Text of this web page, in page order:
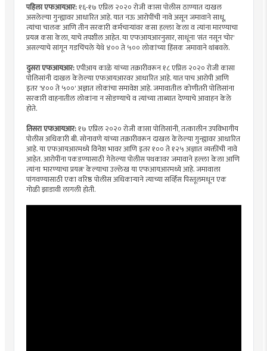
पहिला एफआयआर:१६-१७ एप्रिल २०२० रोजी कासा पोलीस ठाण्यात दाखल
असलेल्या गुन्ह्यावर आधारित आहे. यात नऊ आरोपींची नावे असून जमावाने साधू,
त्यांचा चालक आणि तीन सरकारी कर्मचाऱ्यांवर कसा हल्ला केला व त्यांना मारण्याचा
प्रयत्न कसा केला, याचे तपशील आहेत. या एफआयआरनुसार, साधूंना 'संत नसून चोर'
असल्याचे सांगून गडचिंचले येथे ४०० ते ५०० लोकांच्या हिंसक जमावाने थांबवले.
दुसरा एफआयआर:एपीआय काळे यांच्या तक्रारीवरून १८ एप्रिल २०२० रोजी कासा
पोलिसांनी दाखल केलेल्या एफआयआरवर आधारित आहे. यात पाच आरोपी आणि
इतर '४०० ते ५००' अज्ञात लोकांचा समावेश आहे. जमावातील कोणीतरी पोलिसांना
सरकारी वाहनातील लोकांना न सोडण्याचे व त्यांच्या ताब्यात देण्याचे आवाहन केले
होते.
तिसरा एफआयआर:१७ एप्रिल २०२० रोजी कासा पोलिसांनी, तत्कालीन उपविभागीय
पोलीस अधिकारी बी. सोनावणे यांच्या तक्रारीवरून दाखल केलेल्या गुन्ह्यावर आधारित
आहे. या एफआयआरमध्ये विनेश भावर आणि इतर १०० ते १२५ अज्ञात व्यक्तींची नावे
आहेत. आरोपींना पकडण्यासाठी गेलेल्या पोलीस पथकावर जमावाने हल्ला केला आणि
त्यांना 'मारण्याचा प्रयत्न' केल्याचा उल्लेख या एफआयआरमध्ये आहे. जमावाला
पांगवण्यासाठी एका वरिष्ठ पोलीस अधिकाऱ्याने त्याच्या सर्व्हिस पिस्तूलमधून एक
गोळी झाडावी लागली होती.